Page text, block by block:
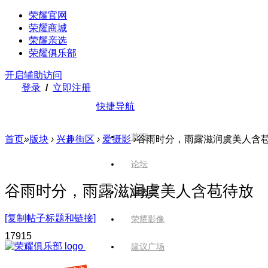
荣耀官网
荣耀商城
荣耀亲选
荣耀俱乐部
开启辅助访问
登录 / 立即注册
快捷导航
首页
论坛
版块
荣耀影像
建议广场
首页»版块 › 兴趣街区 › 爱摄影 ›谷雨时分，雨露滋润虞美人含
谷雨时分，雨露滋润虞美人含苞待放
[复制帖子标题和链接]
17915